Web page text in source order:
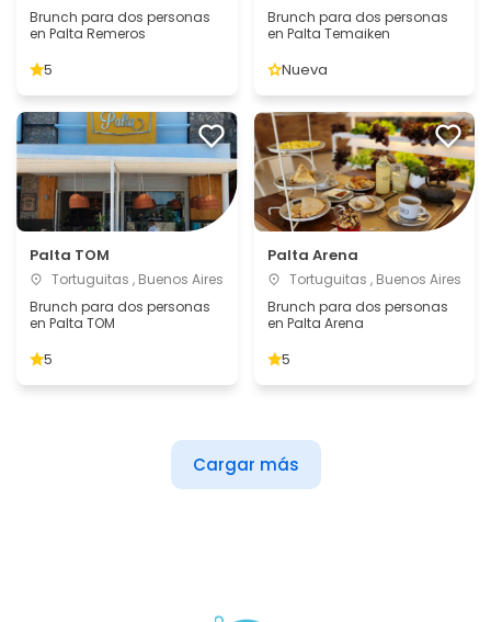
Brunch para dos personas
en Palta Remeros
5
Brunch para dos personas
en Palta Temaiken
Nueva
Palta TOM
Tortuguitas , Buenos Aires
Brunch para dos personas
en Palta TOM
5
Palta Arena
Tortuguitas , Buenos Aires
Brunch para dos personas
en Palta Arena
5
Cargar más